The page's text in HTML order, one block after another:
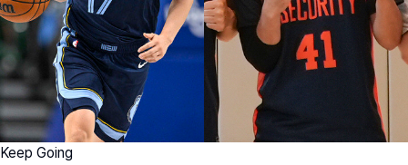
Keep Going